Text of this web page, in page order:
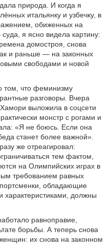
природа. И когда я
итальянку и узбечку, в
обиженных на
я ясно видела картину:
домостроя, снова
и раньше — на законных
свободами и новой
том, что феминизму
разговоры. Вчера
выложила в соцсети
монстр с рогами и
«Я не боюсь. Если она
станет более важной».
же отреагировал:
тем фактом,
на Олимпийских играх в
требованием равных
обладающие
характеристиками, должны
равноправие,
борьбы. А теперь снова
их снова на законном